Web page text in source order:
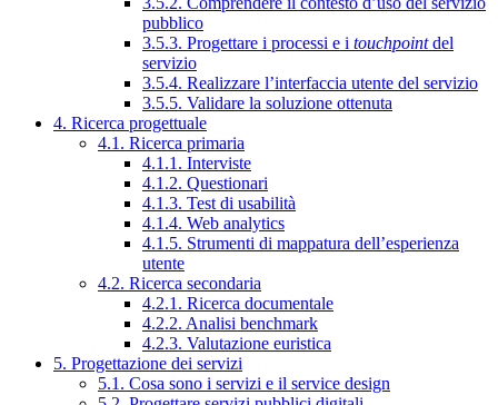
pubblico
3.5.3. Progettare i processi e i touchpointdel
servizio
3.5.4. Realizzare l’interfaccia utente del servizio
3.5.5. Validare la soluzione ottenuta
4. Ricerca progettuale
4.1. Ricerca primaria
4.1.1. Interviste
4.1.2. Questionari
4.1.3. Test di usabilità
4.1.4. Web analytics
4.1.5. Strumenti di mappatura dell’esperienza
utente
4.2. Ricerca secondaria
4.2.1. Ricerca documentale
4.2.2. Analisi benchmark
4.2.3. Valutazione euristica
5. Progettazione dei servizi
5.1. Cosa sono i servizi e il service design